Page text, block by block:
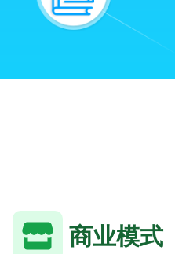
各种商业模式
商业模式